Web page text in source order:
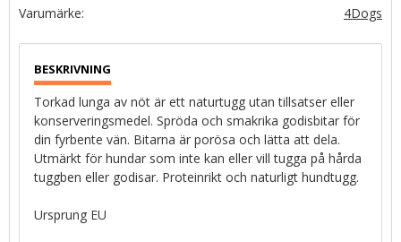
4Dogs
Torkad lunga av nöt är ett naturtugg utan tillsatser eller
konserveringsmedel. Spröda och smakrika godisbitar för
din fyrbente vän. Bitarna är porösa och lätta att dela.
Utmärkt för hundar som inte kan eller vill tugga på hårda
tuggben eller godisar. Proteinrikt och naturligt hundtugg.
Ursprung EU